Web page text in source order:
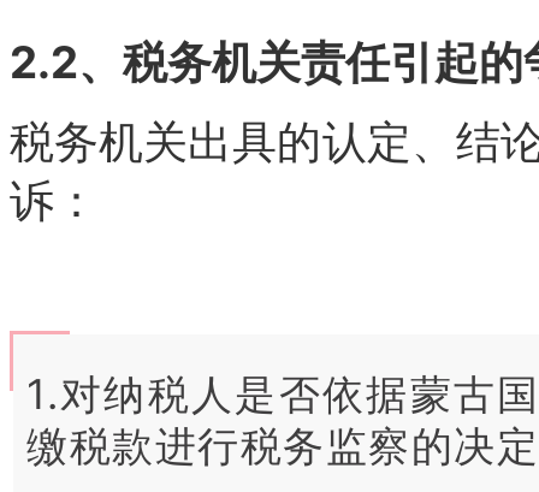
2.2、税务机关责任引起的
税务机关出具的认定、结
诉：
1.对纳税人是否依据蒙古
缴税款进行税务监察的决